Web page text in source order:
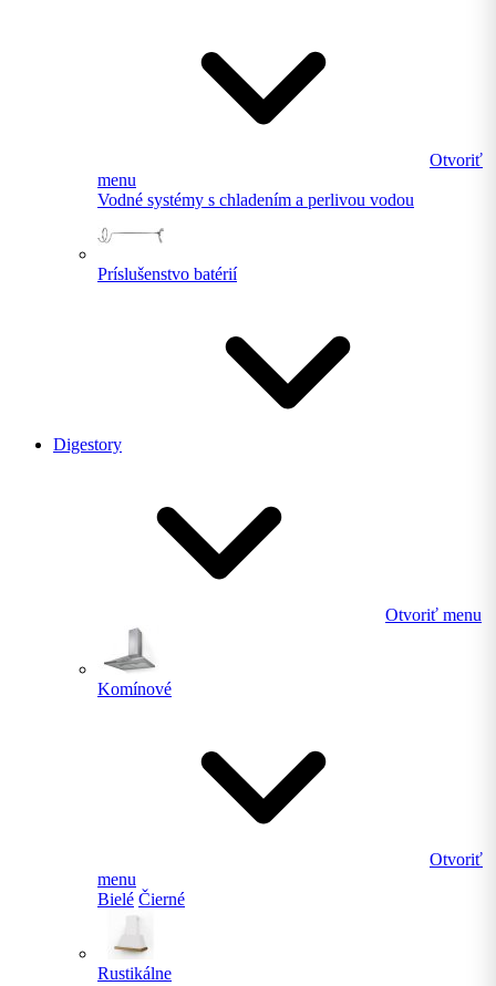
Otvoriť
menu
Vodné systémy s chladením a perlivou vodou
Príslušenstvo batérií
Digestory
Otvoriť menu
Komínové
Otvoriť
menu
Bielé Čierné
Rustikálne